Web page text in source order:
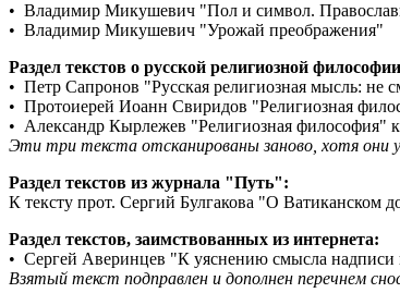
• Владимир Микушевич "Пол и символ.
• Владимир Микушевич "Урожай преображения"
Раздел текстов о русской религиозной
• Петр Сапронов "Русская религиозная мысль: не
• Протоиерей Иоанн Свиридов "Религиозная
• Александр Кырлежев "Религиозная философия"
Эти три текста отсканированы заново, хотя они
Раздел текстов из журнала "Путь":
К тексту прот. Сергий Булгакова "О Ватиканском
Раздел текстов, заимствованных из интернета:
• Сергей Аверинцев "К уяснению смысла
Взятый текст подправлен и дополнен перечнем